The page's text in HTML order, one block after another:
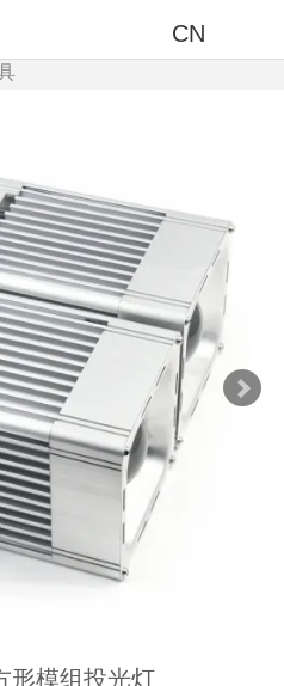
CN
形模组投光灯